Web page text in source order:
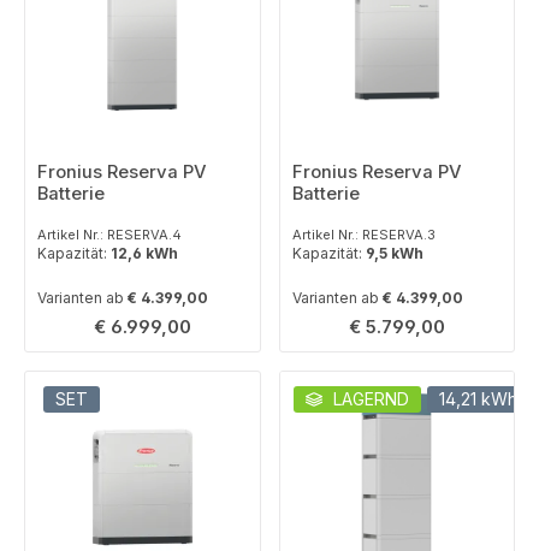
Fronius Reserva PV
Batterie
Artikel Nr.: RESERVA.4
Kapazität: 12,6 kWh
Varianten ab € 4.399,00
Regulärer Preis:
€ 6.999,00
Fronius Reserva PV
Batterie
Artikel Nr.: RESERVA.3
Kapazität: 9,5 kWh
Varianten ab € 4.399,00
Regulärer Preis:
€ 5.799,00
SET LAGERND 14,21 kWh